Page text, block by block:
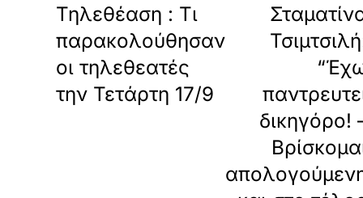
Τηλεθέαση : Τι
παρακολούθησαν
οι τηλεθεατές
την Τετάρτη 17/9
δικηγόρο!